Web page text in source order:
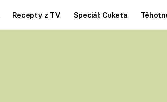
Recepty z TV Speciál: Cuketa